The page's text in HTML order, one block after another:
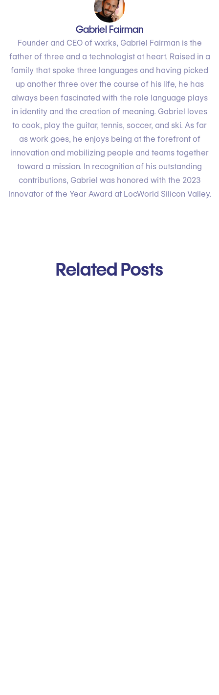
Gabriel Fairman
Founder and CEO of wxrks, Gabriel Fairman is the
father of three and a technologist at heart. Raised in a
family that spoke three languages and having picked
up another three over the course of his life, he has
always been fascinated with the role language plays
in identity and the creation of meaning. Gabriel loves
to cook, play the guitar, tennis, soccer, and ski. As far
as work goes, he enjoys being at the forefront of
innovation and mobilizing people and teams together
toward a mission. In recognition of his outstanding
contributions, Gabriel was honored with the 2023
Innovator of the Year Award at LocWorld Silicon Valley.
Related Posts